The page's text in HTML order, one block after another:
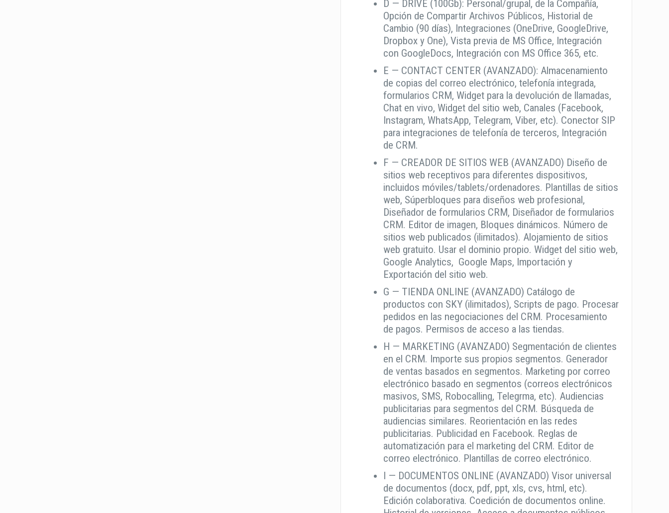
D — DRIVE (100Gb): Personal/grupal, de la Compañía,
Opción de Compartir Archivos Públicos, Historial de
Cambio (90 días), Integraciones (OneDrive, GoogleDrive,
Dropbox y One), Vista previa de MS Office, Integración
con GoogleDocs, Integración con MS Office 365, etc.
E — CONTACT CENTER (AVANZADO): Almacenamiento
de copias del correo electrónico, telefonía integrada,
formularios CRM, Widget para la devolución de llamadas,
Chat en vivo, Widget del sitio web, Canales (Facebook,
Instagram, WhatsApp, Telegram, Viber, etc). Conector SIP
para integraciones de telefonía de terceros, Integración
de CRM.
F — CREADOR DE SITIOS WEB (AVANZADO) Diseño de
sitios web receptivos para diferentes dispositivos,
incluidos móviles/tablets/ordenadores. Plantillas de sitios
web, Súperbloques para diseños web profesional,
Diseñador de formularios CRM, Diseñador de formularios
CRM. Editor de imagen, Bloques dinámicos. Número de
sitios web publicados (ilimitados). Alojamiento de sitios
web gratuito. Usar el dominio propio. Widget del sitio web,
Google Analytics, Google Maps, Importación y
Exportación del sitio web.
G — TIENDA ONLINE (AVANZADO) Catálogo de
productos con SKY (ilimitados), Scripts de pago. Procesar
pedidos en las negociaciones del CRM. Procesamiento
de pagos. Permisos de acceso a las tiendas.
H — MARKETING (AVANZADO) Segmentación de clientes
en el CRM. Importe sus propios segmentos. Generador
de ventas basados en segmentos. Marketing por correo
electrónico basado en segmentos (correos electrónicos
masivos, SMS, Robocalling, Telegrma, etc). Audiencias
publicitarias para segmentos del CRM. Búsqueda de
audiencias similares. Reorientación en las redes
publicitarias. Publicidad en Facebook. Reglas de
automatización para el marketing del CRM. Editor de
correo electrónico. Plantillas de correo electrónico.
I — DOCUMENTOS ONLINE (AVANZADO) Visor universal
de documentos (docx, pdf, ppt, xls, cvs, html, etc).
Edición colaborativa. Coedición de documentos online.